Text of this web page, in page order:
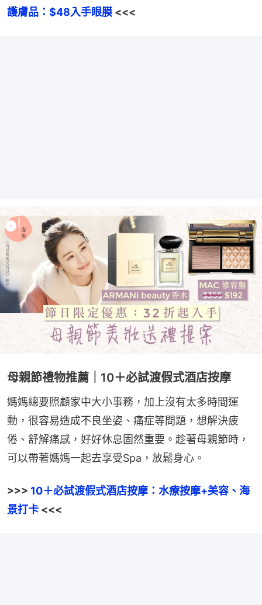
護膚品：$48入手眼膜 <<<
母親節禮物推薦｜10＋必試渡假式酒店按摩
媽媽總要照顧家中大小事務，加上沒有太多時間運
動，很容易造成不良坐姿、痛症等問題，想解決疲
倦、舒解痛感，好好休息固然重要。趁著母親節時，
可以帶著媽媽一起去享受Spa，放鬆身心。
>>> 10＋必試渡假式酒店按摩：水療按摩+美容、海
景打卡 <<<